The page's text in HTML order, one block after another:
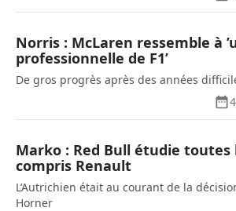
Norris : McLaren ressemble à
professionnelle de F1’
De gros progrès après des années
Marko : Red Bull étudie toutes
compris Renault
L’Autrichien était au courant de la
Horner